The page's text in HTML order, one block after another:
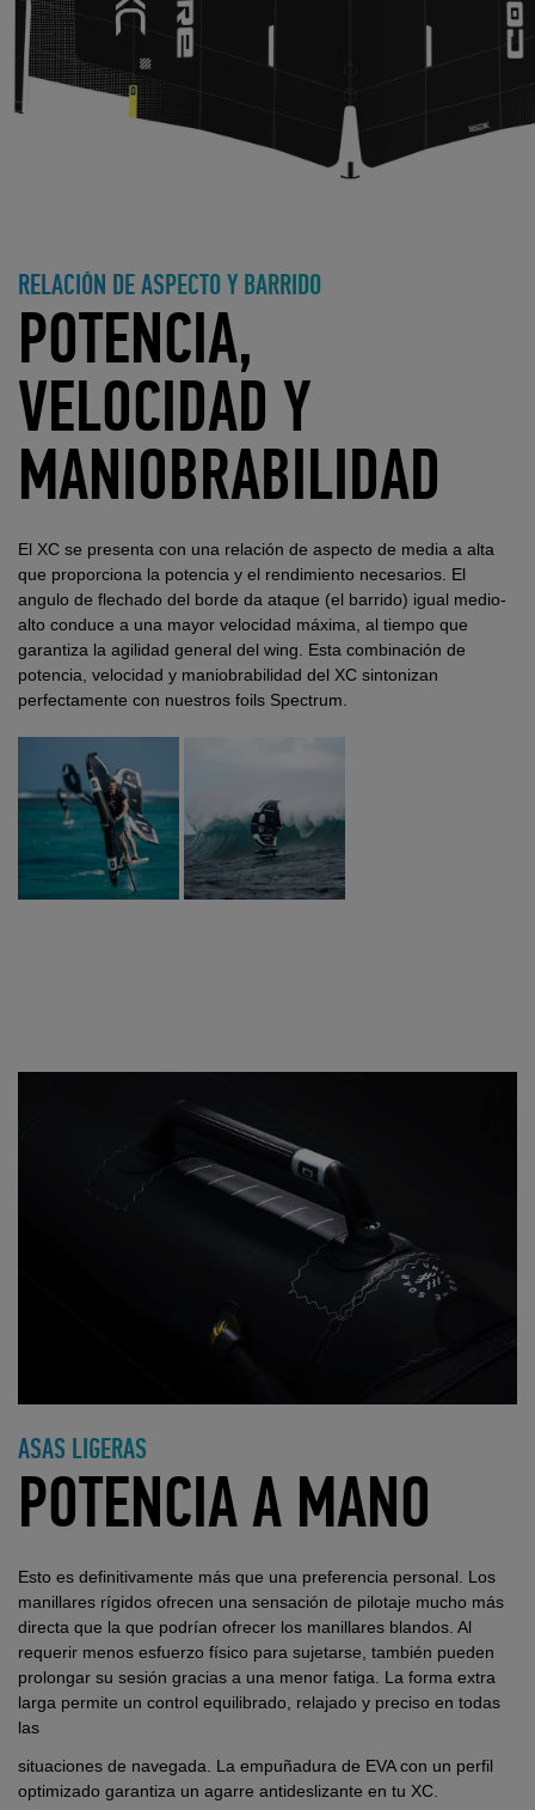
RELACIÓN DE ASPECTO Y BARRIDO
POTENCIA,
VELOCIDAD Y
MANIOBRABILIDAD
El XC se presenta con una relación de aspecto de media a alta
que proporciona la potencia y el rendimiento necesarios. El
angulo de flechado del borde da ataque (el barrido) igual medio-
alto conduce a una mayor velocidad máxima, al tiempo que
garantiza la agilidad general del wing. Esta combinación de
potencia, velocidad y maniobrabilidad del XC sintonizan
perfectamente con nuestros foils Spectrum.
ASAS LIGERAS
POTENCIA A MANO
Esto es definitivamente más que una preferencia personal. Los
manillares rígidos ofrecen una sensación de pilotaje mucho más
directa que la que podrían ofrecer los manillares blandos. Al
requerir menos esfuerzo físico para sujetarse, también pueden
prolongar su sesión gracias a una menor fatiga. La forma extra
larga permite un control equilibrado, relajado y preciso en todas
las
situaciones de navegada. La empuñadura de EVA con un perfil
optimizado garantiza un agarre antideslizante en tu XC.